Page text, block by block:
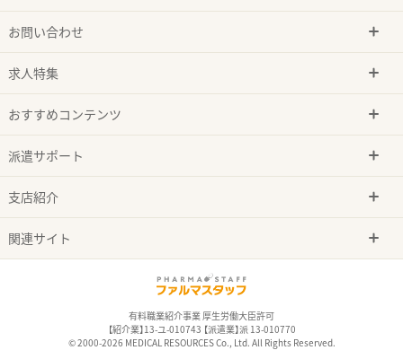
お問い合わせ
求人特集
おすすめコンテンツ
派遣サポート
支店紹介
関連サイト
有料職業紹介事業 厚生労働大臣許可
【紹介業】13-ユ-010743 【派遣業】派 13-010770
© 2000-2026 MEDICAL RESOURCES Co., Ltd. All Rights Reserved.